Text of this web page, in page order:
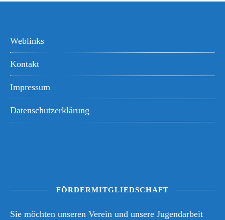
Weblinks
Kontakt
Impressum
Datenschutzerklärung
FÖRDERMITGLIEDSCHAFT
Sie möchten unseren Verein und unsere Jugendarbeit